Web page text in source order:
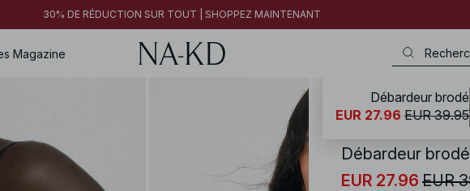
30% DE RÉDUCTION SUR TOUT | SHOPPEZ MAINTENANT
Magazine
NA-KD / Tenues d'été
Débardeur brodé
EUR 27.96 EUR
Débardeur brodé
EUR 27.96 EUR 39.95